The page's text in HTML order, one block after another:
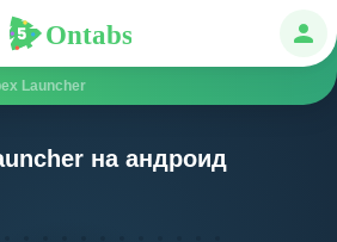
Ontabs
Launcher
на андроид